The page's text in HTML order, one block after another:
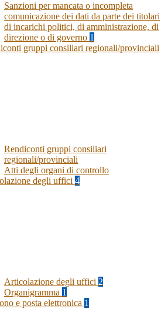
Sanzioni per mancata o incompleta
comunicazione dei dati da parte dei titolari
di incarichi politici, di amministrazione, di
direzione o di governo 1
gruppi consiliari regionali/provinciali
Rendiconti gruppi consiliari
regionali/provinciali
Atti degli organi di controllo
degli uffici 4
Articolazione degli uffici 2
Organigramma 1
e posta elettronica 1